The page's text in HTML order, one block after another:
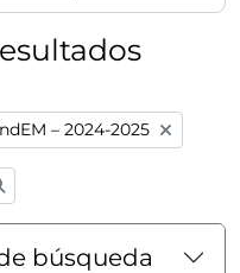
– 2024-2025
búsqueda